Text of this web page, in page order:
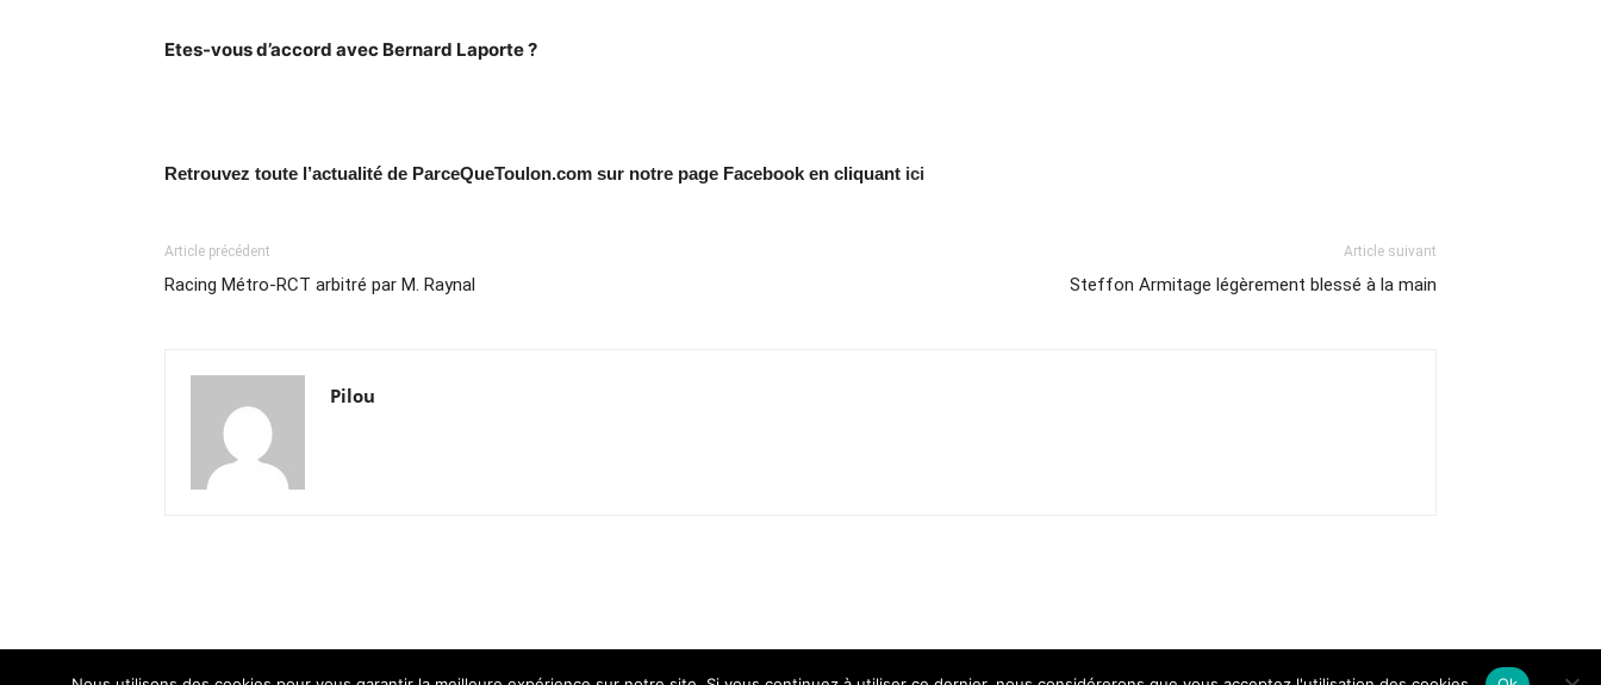
Etes-vous d’accord avec Bernard Laporte ?
Retrouvez toute l’actualité de ParceQueToulon.com sur notre page Facebook en cliquant ici
Article précédent
Racing Métro-RCT arbitré par M. Raynal
Article suivant
Steffon Armitage légèrement blessé à la main
Pilou